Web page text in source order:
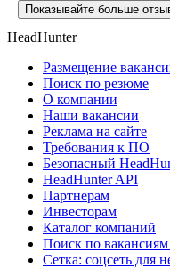
Показывайте больше
HeadHunter
Размещение
Поиск по резюме
О компании
Наши вакансии
Реклама на сайте
Требования к ПО
Безопасный
HeadHunter API
Партнерам
Инвесторам
Каталог компаний
Поиск по
Сетка: соцсеть для